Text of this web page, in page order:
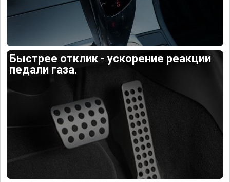
Быстрее отклик - ускорение реакции
педали газа.